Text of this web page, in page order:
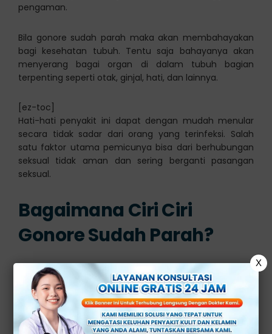
pengaman.
Bila gonore sudah parah maka akan membahayakan
bagi kesehatan tubuh. Tentu saja bahayanya akan
menyerang bagai organ di dalam tubuh bagian
terpenting seperti otak, ginjal, hati, dan lainnya.
[ez-toc]
Hati-hati penyakit ini dapat dengan mudah menular
secara tidak sadar dari orang yang terinfeksi. Salah
satu faktor utama pemicunya bisa dari berhubungan
seksual tidak aman dan sering berganti pasangan
seksual.
Bagaimana Ciri Ciri
Gonore Sudah Parah?
Penyakit gonore atau kencing nanah adalah salah satu
infeksi menular seksual yang penyebabnya berasal dari
Neisseria gonorrhoeae. Bakteri ini berpindah dengan
cepat jika ada kontakan lanmgsung secara seksual
dengan penderita.
X